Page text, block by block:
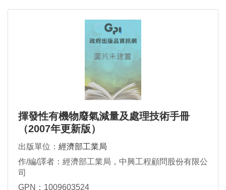
揮發性有機物廢氣減量及處理技術手冊
（2007年更新版）
出版單位： 經濟部工業局
作/編/譯者：經濟部工業局，中興工程顧問股份有限公
司
GPN：1009603524